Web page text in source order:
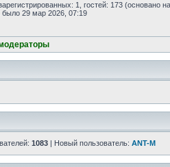
зарегистрированных: 1, гостей: 173 (основано
29 мар 2026, 07:19
1083 | Новый пользователь: ANT-M